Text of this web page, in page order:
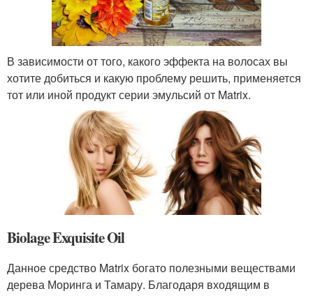
В зависимости от того, какого эффекта на волосах вы
хотите добиться и какую проблему решить, применяется
тот или иной продукт серии эмульсий от Matrix.
Biolage Exquisite Oil
Данное средство Matrix богато полезными веществами
дерева Моринга и Тамару. Благодаря входящим в